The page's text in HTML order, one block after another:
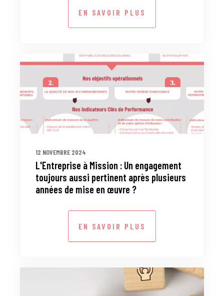
EN SAVOIR PLUS
12 NOVEMBRE 2024
L'Entreprise à Mission : Un engagement
toujours aussi pertinent après plusieurs
années de mise en œuvre ?
EN SAVOIR PLUS